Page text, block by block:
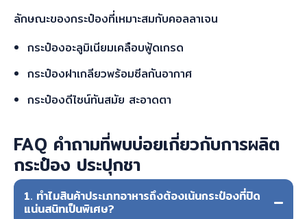
ลักษณะของกระป๋องที่เหมาะสมกับคอลลาเจน
กระป๋องอะลูมิเนียมเคลือบฟู้ดเกรด
กระป๋องฝาเกลียวพร้อมซีลกันอากาศ
กระป๋องดีไซน์ทันสมัย สะอาดตา
FAQ คำถามที่พบบ่อยเกี่ยวกับการผลิต
กระป๋อง ประปุกชา
1. ทำไมสินค้าประเภทอาหารถึงต้องเน้นกระป๋องที่ปิด
แน่นสนิทเป็นพิเศษ?